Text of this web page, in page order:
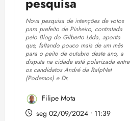
Nova pesquisa de intenções de votos
para prefeito de Pinheiro, contratada
pelo Blog do Gilberto Léda, aponta
que, faltando pouco mais de um mês
para o peito de outubro deste ano, a
disputa na cidade está polarizada entre
os candidatos André da RalpNet
(Podemos) e Dr.
Filipe Mota
seg 02/09/2024 • 11:39